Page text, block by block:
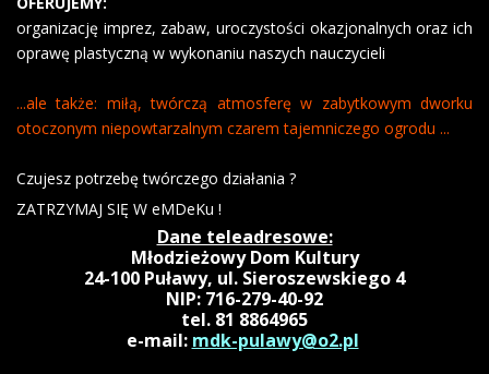
organizację imprez, zabaw, uroczystości okazjonalnych oraz ich
oprawę plastyczną w wykonaniu naszych nauczycieli
...ale także: miłą, twórczą atmosferę w zabytkowym dworku
otoczonym niepowtarzalnym czarem tajemniczego ogrodu ...
Czujesz potrzebę twórczego działania ?
ZATRZYMAJ SIĘ W eMDeKu !
Dane teleadresowe:
Młodzieżowy Dom Kultury
24-100 Puławy, ul. Sieroszewskiego 4
NIP: 716-279-40-92
tel. 81 8864965
e-mail: mdk-pulawy@o2.pl